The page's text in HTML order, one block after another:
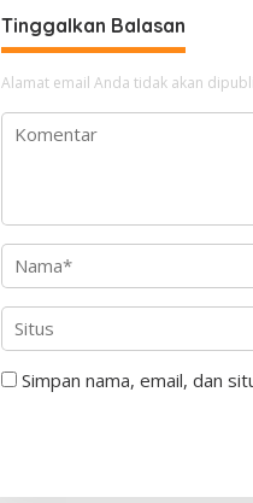
Tinggalkan Balasan
Alamat email Anda tidak akan
Simpan nama, email, dan